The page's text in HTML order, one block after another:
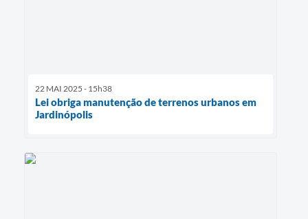
22 MAI 2025 - 15h38
Lei obriga manutenção de terrenos urbanos em
Jardinópolis